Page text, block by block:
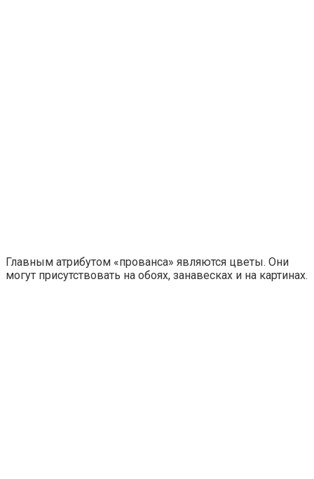
Главным атрибутом «прованса» являются цветы. Они
могут присутствовать на обоях, занавесках и на картинах.